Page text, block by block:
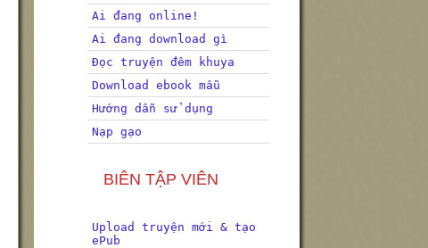
Ai đang online!
Ai đang download gì
Đọc truyện đêm khuya
Download ebook mẫu
Hướng dẫn sử dụng
Nạp gạo
BIÊN TẬP VIÊN
Upload truyện mới & tạo
ePub